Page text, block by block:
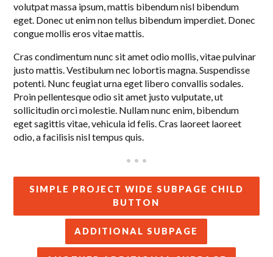
volutpat massa ipsum, mattis bibendum nisl bibendum
eget. Donec ut enim non tellus bibendum imperdiet. Donec
congue mollis eros vitae mattis.
Cras condimentum nunc sit amet odio mollis, vitae pulvinar
justo mattis. Vestibulum nec lobortis magna. Suspendisse
potenti. Nunc feugiat urna eget libero convallis sodales.
Proin pellentesque odio sit amet justo vulputate, ut
sollicitudin orci molestie. Nullam nunc enim, bibendum
eget sagittis vitae, vehicula id felis. Cras laoreet laoreet
odio, a facilisis nisl tempus quis.
• • •
SIMPLE PROJECT WIDE SUBPAGE CHILD
BUTTON
ADDITIONAL SUBPAGE